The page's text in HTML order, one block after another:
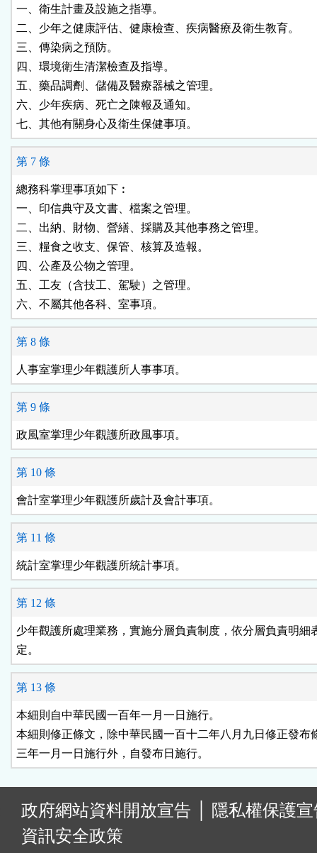
一、衛生計畫及設施之指導。
二、少年之健康評估、健康檢查、疾病醫療及衛生教育。
三、傳染病之預防。
四、環境衛生清潔檢查及指導。
五、藥品調劑、儲備及醫療器械之管理。
六、少年疾病、死亡之陳報及通知。
七、其他有關身心及衛生保健事項。
第 7 條
總務科掌理事項如下︰
一、印信典守及文書、檔案之管理。
二、出納、財物、營繕、採購及其他事務之管理。
三、糧食之收支、保管、核算及造報。
四、公產及公物之管理。
五、工友（含技工、駕駛）之管理。
六、不屬其他各科、室事項。
第 8 條
人事室掌理少年觀護所人事事項。
第 9 條
政風室掌理少年觀護所政風事項。
第 10 條
會計室掌理少年觀護所歲計及會計事項。
第 11 條
統計室掌理少年觀護所統計事項。
第 12 條
少年觀護所處理業務，實施分層負責制度，依分層負責明細
定。
第 13 條
本細則自中華民國一百年一月一日施行。
本細則修正條文，除中華民國一百十二年八月九日修正發布
三年一月一日施行外，自發布日施行。
政府網站資料開放宣告
隱私權保護
資訊安全政策